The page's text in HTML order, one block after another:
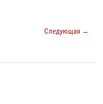
Следующая →